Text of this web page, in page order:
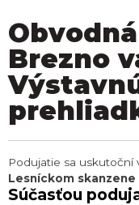
Brezno
Podujatie sa uskutoční
Lesníckom
Súčasťou